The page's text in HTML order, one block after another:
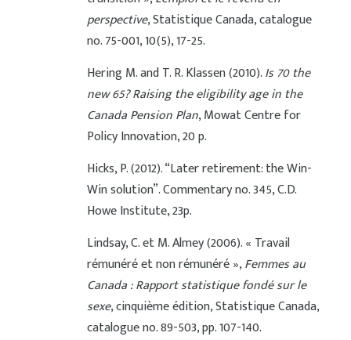
perspective, Statistique Canada, catalogue
no. 75-001, 10(5), 17-25.
Hering M. and T. R. Klassen (2010).Is 70 the
new 65? Raising the eligibility age in the
Canada Pension Plan, Mowat Centre for
Policy Innovation, 20 p.
Hicks, P. (2012). “Later retirement: the Win-
Win solution”. Commentary no. 345, C.D.
Howe Institute, 23p.
Lindsay, C. et M. Almey (2006). « Travail
rémunéré et non rémunéré »,Femmes au
Canada : Rapport statistique fondé sur le
sexe, cinquième édition, Statistique Canada,
catalogue no. 89-503, pp. 107-140.